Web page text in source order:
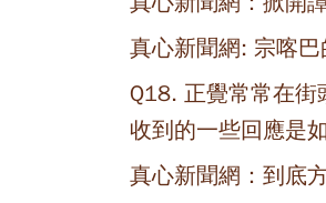
真心新聞網: 宗喀
Q18. 正覺常常在街
收到的一些回應是
真心新聞網：到底